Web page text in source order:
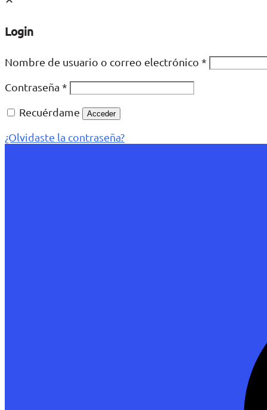
Login
Nombre de usuario o correo electrónico *
Contraseña *
Recuérdame
Acceder
¿Olvidaste la contraseña?